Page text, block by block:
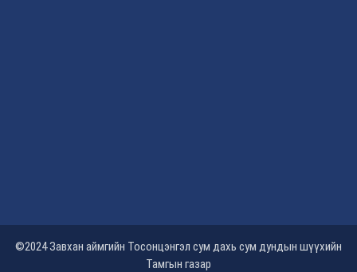
©2024 Завхан аймгийн Тосонцэнгэл сум дахь сум дундын шүүхийн
Тамгын газар